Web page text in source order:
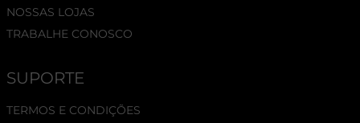
NOSSAS LOJAS
TRABALHE CONOSCO
SUPORTE
TERMOS E CONDIÇÕES